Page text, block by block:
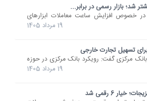
شد؛ بازار رسمی در برابر...
در خصوص افزایش ساعت معاملات ابزارهای
19 مرداد 1405
تسهیل تجارت خارجی
بانک مرکزی گفت: رویکرد بانک مرکزی در حوزه
19 مرداد 1405
6 رقمی شد